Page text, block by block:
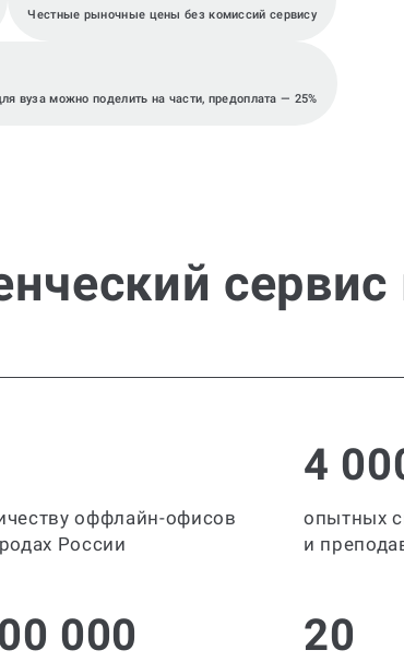
Честные рыночные цены без комиссий сервису
вуза можно поделить на части, предоплата — 25%
сервис
оффлайн-офисов
России
4
опытных
и
000 20